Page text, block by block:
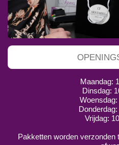
Maandag:
Dinsdag:
Vrijdag:
Pakketten worden verzonden